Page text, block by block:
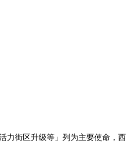
街区升级等」列为主要使命，